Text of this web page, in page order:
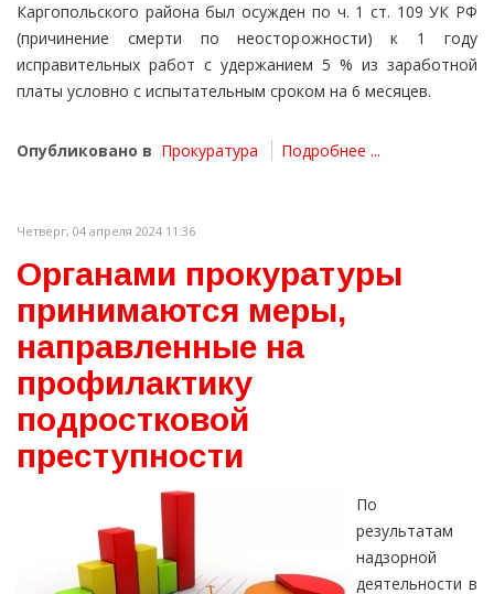
Каргопольского района был осужден по ч. 1 ст. 109 УК РФ
(причинение смерти по неосторожности) к 1 году
исправительных работ с удержанием 5 % из заработной
платы условно с испытательным сроком на 6 месяцев.
Опубликовано в Прокуратура Подробнее ...
Четверг, 04 апреля 2024 11:36
Органами прокуратуры
принимаются меры,
направленные на
профилактику
подростковой
преступности
По
результатам
надзорной
деятельности в